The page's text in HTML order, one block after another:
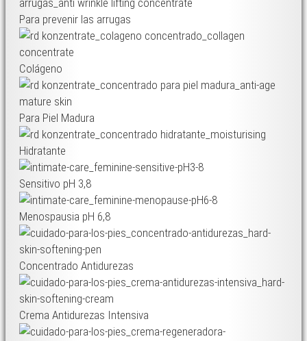
Para prevenir las arrugas
Colágeno
Para Piel Madura
Hidratante
Sensitivo pH 3,8
Menospausia pH 6,8
Concentrado Antidurezas
Crema Antidurezas Intensiva